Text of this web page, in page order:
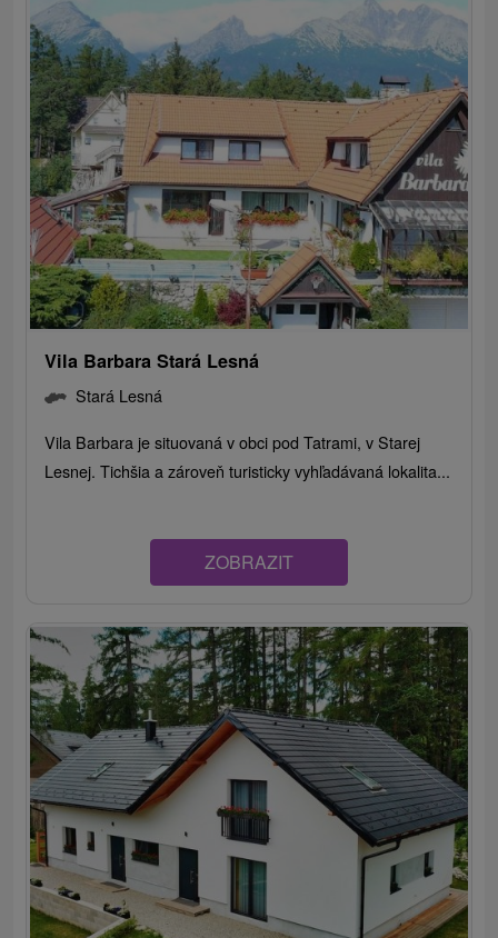
Vila Barbara Stará Lesná
Stará Lesná
Vila Barbara je situovaná v obci pod Tatrami, v Starej
Lesnej. Tichšia a zároveň turisticky vyhľadávaná lokalita...
ZOBRAZIT